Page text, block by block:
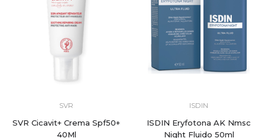
SVR
SVR Cicavit+ Crema Spf50+
40Ml
ISDIN
ISDIN Eryfotona AK Nmsc
Night Fluido 50ml